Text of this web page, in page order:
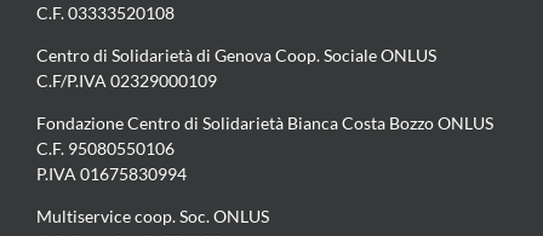
C.F. 03333520108
Centro di Solidarietà di Genova Coop. Sociale ONLUS
C.F/P.IVA 02329000109
Fondazione Centro di Solidarietà Bianca Costa Bozzo ONLUS
C.F. 95080550106
P.IVA 01675830994
Multiservice coop. Soc. ONLUS